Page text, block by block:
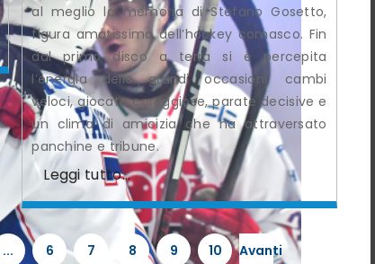
al meglio la memoria di Stefano Gosetto,
figura amatissima dell’hockey comasco. Fin
dal primo disco a terra si è percepita
l’energia delle grandi occasioni: cambi
veloci, giocate coraggiose, parate decisive e
un clima di amicizia che ha attraversato
panchine e tribune.
Leggi tutto...
... 6 7 8 9 10 Avanti